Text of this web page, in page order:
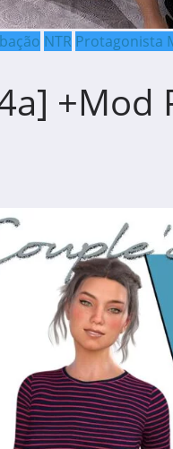
NTR Protagonista
+Mod